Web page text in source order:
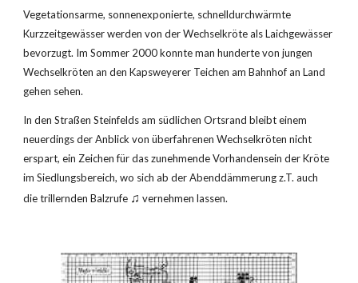
Vegetationsarme, sonnenexponierte, schnelldurchwärmte
Kurzzeitgewässer werden von der Wechselkröte als Laichgewässer
bevorzugt. Im Sommer 2000 konnte man hunderte von jungen
Wechselkröten an den Kapsweyerer Teichen am Bahnhof an Land
gehen sehen.
In den Straßen Steinfelds am südlichen Ortsrand bleibt einem
neuerdings der Anblick von überfahrenen Wechselkröten nicht
erspart, ein Zeichen für das zunehmende Vorhandensein der Kröte
im Siedlungsbereich, wo sich ab der Abenddämmerung z.T. auch
die trillernden Balzrufe ♫ vernehmen lassen.